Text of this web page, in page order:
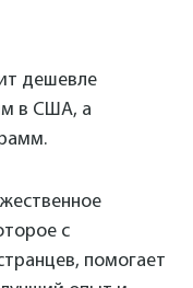
дешевле
в США, а
с
помогает